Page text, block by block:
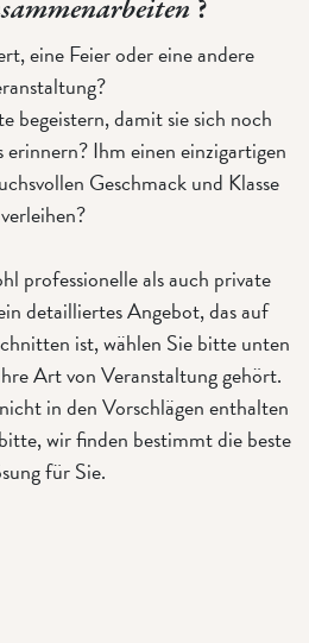
?
eine Feier oder eine andere
begeistern, damit sie sich noch
erinnern? Ihm einen einzigartigen
Geschmack und Klasse
verleihen?
professionelle als auch private
detailliertes Angebot, das auf
ist, wählen Sie bitte unten
Art von Veranstaltung gehört.
in den Vorschlägen enthalten
wir finden bestimmt die beste
für Sie.